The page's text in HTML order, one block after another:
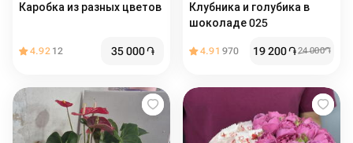
Каробка из разных цветов
4.92 12 35 000֏
Клубника и голубика в
шоколаде 025
4.91 970 19 200֏24 000֏